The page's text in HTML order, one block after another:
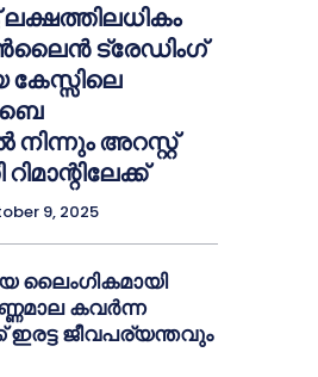
ട്രേഡിംഗ്
കേസ്സിലെ
അറസ്റ്റ്
9, 2025
ലൈംഗികമായി
കവർന്ന
ഇരട്ട ജീവപര്യന്തവും